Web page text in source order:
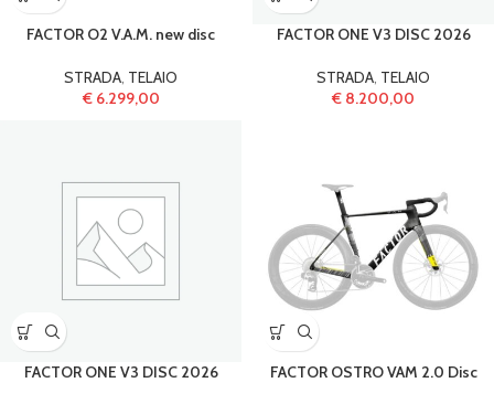
FACTOR O2 V.A.M. new disc
STRADA, TELAIO
€6.299,00
FACTOR ONE V3 DISC 2026
STRADA, TELAIO
€ 8.200,00
FACTOR ONE V3 DISC 2026 FACTOR OSTRO VAM 2.0 Disc